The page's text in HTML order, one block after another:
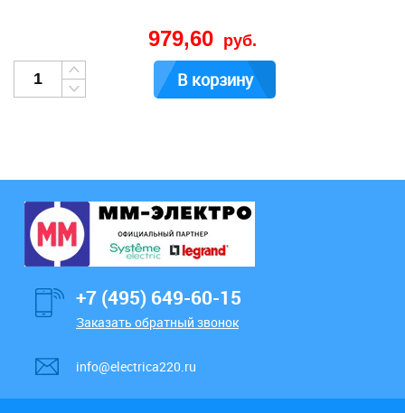
979,60 руб.
В корзину
+7 (495) 649-60-15
Заказать обратный звонок
info@electrica220.ru